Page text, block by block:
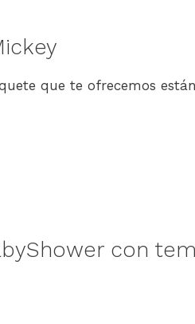
que te ofrecemos
con